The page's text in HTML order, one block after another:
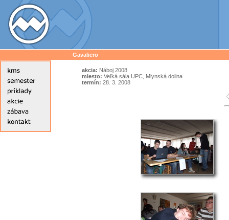
Gavaliero
akcia: Náboj 2008
miesto: Veľká sála UPC, Mlynská dolina
termín: 28. 3. 2008